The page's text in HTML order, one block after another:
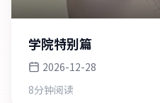
学院特别篇
2026-12-28
8分钟阅读